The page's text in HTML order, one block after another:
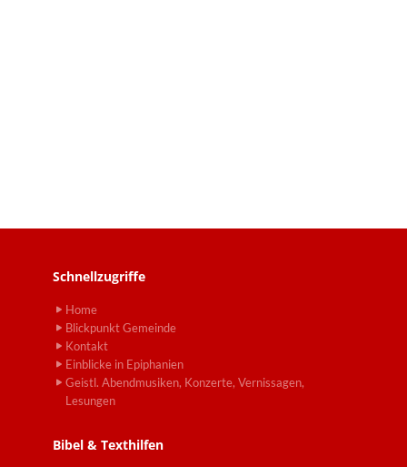
Schnellzugriffe
Home
Blickpunkt Gemeinde
Kontakt
Einblicke in Epiphanien
Geistl. Abendmusiken, Konzerte, Vernissagen,
Lesungen
Bibel & Texthilfen